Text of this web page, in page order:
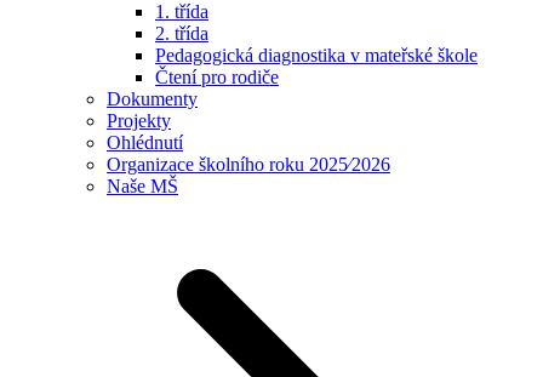
1. třída
2. třída
Pedagogická diagnostika v mateřské škole
Čtení pro rodiče
Dokumenty
Projekty
Ohlédnutí
Organizace školního roku 2025⁄2026
Naše MŠ